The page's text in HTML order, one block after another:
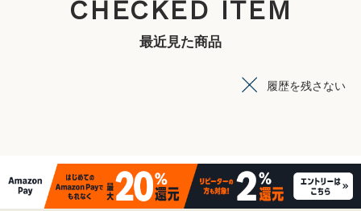
CHECKED ITEM
最近見た商品
履歴を残さない